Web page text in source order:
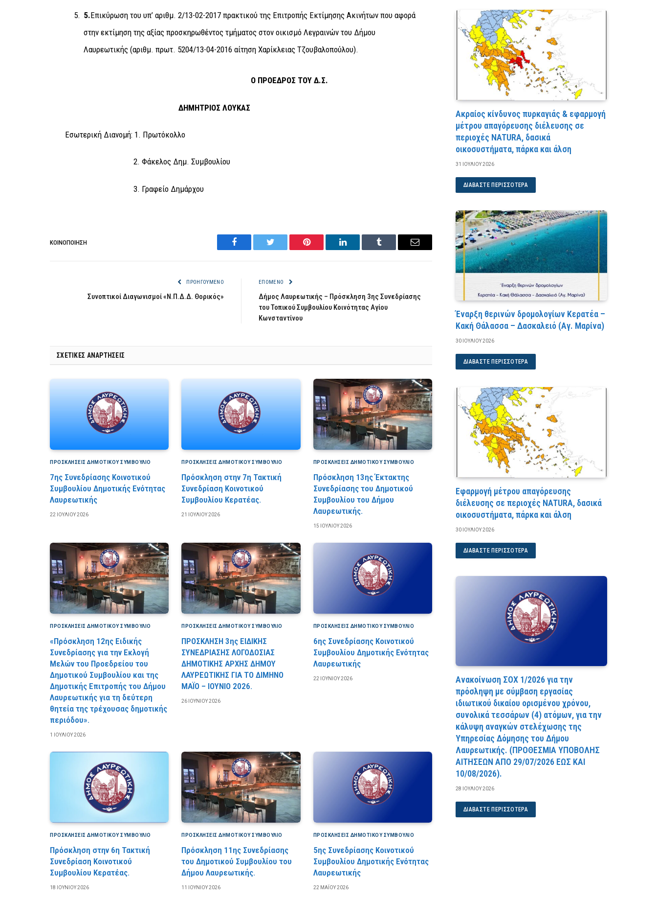
5.Επικύρωση του υπ’ αριθμ. 2/13-02-2017 πρακτικού της Επιτροπής Εκτίμησης Ακινήτων που αφορά
στην εκτίμηση της αξίας προσκηρωθέντος τμήματος στον οικισμό Λεγραινών του Δήμου
Λαυρεωτικής (αριθμ. πρωτ. 5204/13-04-2016 αίτηση Χαρίκλειας Τζουβαλοπούλου).
ΟΠΡΟΕΔΡΟΣ ΤΟΥ Δ.Σ.
ΔΗΜΗΤΡΙΟΣ ΛΟΥΚΑΣ
Εσωτερική Διανομή: 1. Πρωτόκολλο
2. Φάκελος Δημ. Συμβουλίου
3. Γραφείο Δημάρχου
ΚΟΙΝΟΠΟΊΗΣΗ
Facebook Twitter Pinterest LinkedIn Tumblr Email
ΠΡΟΗΓΟΎΜΕΝΟ
Συνοπτικοί Διαγωνισμοί «Ν.Π.Δ.Δ. Θορικός»
ΕΠΌΜΕΝΟ
Δήμος Λαυρεωτικής – Πρόσκληση 3ης Συνεδρίασης
του Τοπικού Συμβουλίου Κοινότητας Αγίου
Κωνσταντίνου
ΣΧΕΤΙΚΈΣ ΑΝΑΡΤΉΣΕΙΣ
ΠΡΟΣΚΛΉΣΕΙΣ ΔΗΜΟΤΙΚΟΎ ΣΥΜΒΟΎΛΙΟ
7ης Συνεδρίασης Κοινοτικού
Συμβουλίου Δημοτικής Ενότητας
Λαυρεωτικής
22 ΙΟΥΛΊΟΥ 2026
ΠΡΟΣΚΛΉΣΕΙΣ ΔΗΜΟΤΙΚΟΎ ΣΥΜΒΟΎΛΙΟ
Πρόσκληση στην 7η Τακτική
Συνεδρίαση Κοινοτικού
Συμβουλίου Κερατέας.
21 ΙΟΥΛΊΟΥ 2026
ΠΡΟΣΚΛΉΣΕΙΣ ΔΗΜΟΤΙΚΟΎ ΣΥΜΒΟΎΛΙΟ
Πρόσκληση 13ης Έκτακτης
Συνεδρίασης του Δημοτικού
Συμβουλίου του Δήμου
Λαυρεωτικής.
15 ΙΟΥΛΊΟΥ 2026
ΠΡΟΣΚΛΉΣΕΙΣ ΔΗΜΟΤΙΚΟΎ ΣΥΜΒΟΎΛΙΟ
«Πρόσκληση 12ης Ειδικής
Συνεδρίασης για την Εκλογή
Μελών του Προεδρείου του
Δημοτικού Συμβουλίου και της
Δημοτικής Επιτροπής του Δήμου
Λαυρεωτικής για τη δεύτερη
θητεία της τρέχουσας δημοτικής
περιόδου».
1 ΙΟΥΛΊΟΥ 2026
ΠΡΟΣΚΛΉΣΕΙΣ ΔΗΜΟΤΙΚΟΎ ΣΥΜΒΟΎΛΙΟ
ΠΡΟΣΚΛΗΣΗ 3ης ΕΙΔΙΚΗΣ
ΣΥΝΕΔΡΙΑΣΗΣ ΛΟΓΟΔΟΣΙΑΣ
ΔΗΜΟΤΙΚΗΣ ΑΡΧΗΣ ΔΗΜΟΥ
ΛΑΥΡΕΩΤΙΚΗΣ ΓΙΑ ΤΟ ΔΙΜΗΝΟ
ΜΑΪΟ – ΙΟΥΝΙΟ 2026.
26 ΙΟΥΝΊΟΥ 2026
ΠΡΟΣΚΛΉΣΕΙΣ ΔΗΜΟΤΙΚΟΎ ΣΥΜΒΟΎΛΙΟ
6ης Συνεδρίασης Κοινοτικού
Συμβουλίου Δημοτικής Ενότητας
Λαυρεωτικής
22 ΙΟΥΝΊΟΥ 2026
ΠΡΟΣΚΛΉΣΕΙΣ ΔΗΜΟΤΙΚΟΎ ΣΥΜΒΟΎΛΙΟ
Πρόσκληση στην 6η Τακτική
Συνεδρίαση Κοινοτικού
Συμβουλίου Κερατέας.
18 ΙΟΥΝΊΟΥ 2026
ΠΡΟΣΚΛΉΣΕΙΣ ΔΗΜΟΤΙΚΟΎ ΣΥΜΒΟΎΛΙΟ
Πρόσκληση 11ης Συνεδρίασης
του Δημοτικού Συμβουλίου του
Δήμου Λαυρεωτικής.
11 ΙΟΥΝΊΟΥ 2026
ΠΡΟΣΚΛΉΣΕΙΣ ΔΗΜΟΤΙΚΟΎ ΣΥΜΒΟΎΛΙΟ
5ης Συνεδρίασης Κοινοτικού
Συμβουλίου Δημοτικής Ενότητας
Λαυρεωτικής
22 ΜΑΪ́ΟΥ 2026
Ακραίος κίνδυνος πυρκαγιάς & εφαρμογή
μέτρου απαγόρευσης διέλευσης σε
περιοχές NATURA, δασικά
οικοσυστήματα, πάρκα και άλση
31 ΙΟΥΛΊΟΥ 2026
ΔΙΑΒΆΣΤΕ ΠΕΡΙΣΣΌΤΕΡΑ
Έναρξη θερινών δρομολογίων Κερατέα –
Κακή Θάλασσα – Δασκαλειό (Αγ. Μαρίνα)
30 ΙΟΥΛΊΟΥ 2026
ΔΙΑΒΆΣΤΕ ΠΕΡΙΣΣΌΤΕΡΑ
Εφαρμογή μέτρου απαγόρευσης
διέλευσης σε περιοχές NATURA, δασικά
οικοσυστήματα, πάρκα και άλση
30 ΙΟΥΛΊΟΥ 2026
ΔΙΑΒΆΣΤΕ ΠΕΡΙΣΣΌΤΕΡΑ
Ανακοίνωση ΣΟΧ 1/2026 για την
πρόσληψη με σύμβαση εργασίας
ιδιωτικού δικαίου ορισμένου χρόνου,
συνολικά τεσσάρων (4) ατόμων, για την
κάλυψη αναγκών στελέχωσης της
Υπηρεσίας Δόμησης του Δήμου
Λαυρεωτικής. (ΠPOΘEΣMIA YΠOBOΛHΣ
AITHΣEΩN AΠO 29/07/2026 EΩΣ KAI
10/08/2026).
28 ΙΟΥΛΊΟΥ 2026
ΔΙΑΒΆΣΤΕ ΠΕΡΙΣΣΌΤΕΡΑ